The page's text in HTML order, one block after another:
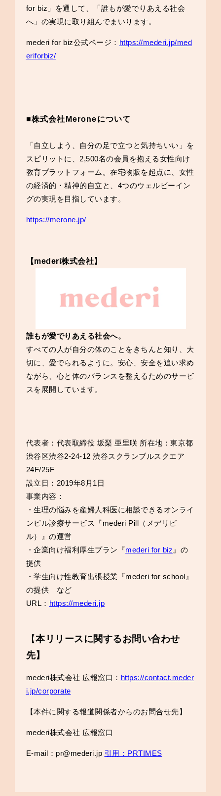
for biz」を通して、「誰もが愛でりあえる社会
へ」の実現に取り組んでまいります。
mederi for biz公式ページ： https://mederi.jp/med
eriforbiz/
■株式会社Meroneについて
「自立しよう、自分の足で立つと気持ちいい」を
スピリットに、2,500名の会員を抱える女性向け
教育プラットフォーム。在宅物販を起点に、女性
の経済的・精神的自立と、4つのウェルビーイン
グの実現を目指しています。
https://merone.jp/
【mederi株式会社】
誰もが愛でりあえる社会へ。
すべての人が自分の体のことをきちんと知り、大
切に、愛でられるように。安心、安全を追い求め
ながら、心と体のバランスを整えるためのサービ
スを展開しています。
代表者：代表取締役 坂梨 亜里咲 所在地：東京都
渋谷区渋谷2-24-12 渋谷スクランブルスクエア
24F/25F
設立日：2019年8月1日
事業内容：
・生理の悩みを産婦人科医に相談できるオンライ
ンピル診療サービス『mederi Pill（メデリピ
ル）』の運営
・企業向け福利厚生プラン『mederi for biz 』の
提供
・学生向け性教育出張授業『mederi for school』
の提供 など
URL： https://mederi.jp
【本リリースに関するお問い合わせ
先】
mederi株式会社 広報窓口： https://contact.meder
i.jp/corporate
【本件に関する報道関係者からのお問合せ先】
mederi株式会社 広報窓口
E-mail：pr@mederi.jp 引用：PRTIMES